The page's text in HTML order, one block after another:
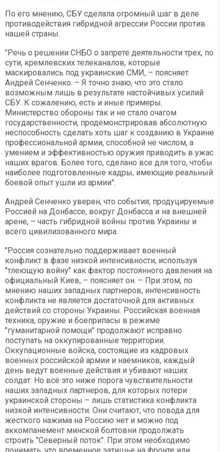
По его мнению, СБУ сделала огромный шаг в деле
противодействия гибридной агрессии России против
нашей страны.
"Речь о решении СНБО о запрете деятельности трех, по
сути, кремлевских телеканалов, которые
маскировались под украинские СМИ, – поясняет
Андрей Сенченко. – Я точно знаю, что это стало
возможным лишь в результате настойчивых усилий
СБУ. К сожалению, есть и иные примеры.
Министерство обороны так и не стало очагом
государственности, продемонстрировав абсолютную
неспособность сделать хоть шаг к созданию в Украине
профессиональной армии, способной не числом, а
умением и эффективностью оружия приводить в ужас
наших врагов. Более того, сделано все для того, чтобы
наиболее подготовленные кадры, имеющие реальный
боевой опыт ушли из армии".
Андрей Сенченко уверен, что события, продуцируемые
Россией на Донбассе, вокруг Донбасса и на внешней
арене, – часть гибридной войны против Украины и
всего цивилизованного мира.
"Россия сознательно поддерживает военный
конфликт в фазе низкой интенсивности, используя
"тлеющую войну" как фактор постоянного давления на
официальный Киев, – поясняет он. – При этом, по
мнению наших западных партнеров, интенсивность
конфликта не является достаточной для активных
действий со стороны Украины. Российская военная
техника, оружие и боеприпасы в режиме
"гуманитарной помощи" продолжают исправно
поступать на оккупированные территории.
Оккупационные войска, состоящие из кадровых
военных российской армии и наемников, каждый
день ведут военные действия и убивают наших
солдат. Но всё это ниже порога чувствительности
наших западных партнеров, для которых потери
украинской стороны – лишь статистика конфликта
низкой интенсивности. Они считают, что повода для
жесткого нажима на Россию нет и можно под
аккомпанемент минской болтовни продолжать
строить "Северный поток". При этом необходимо